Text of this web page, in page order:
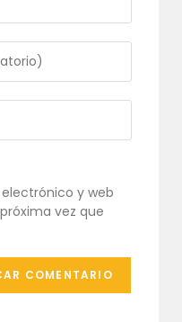
y web
vez que